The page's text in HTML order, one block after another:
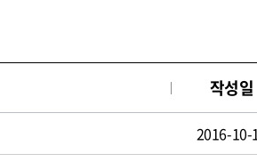
작성일
2016-10-